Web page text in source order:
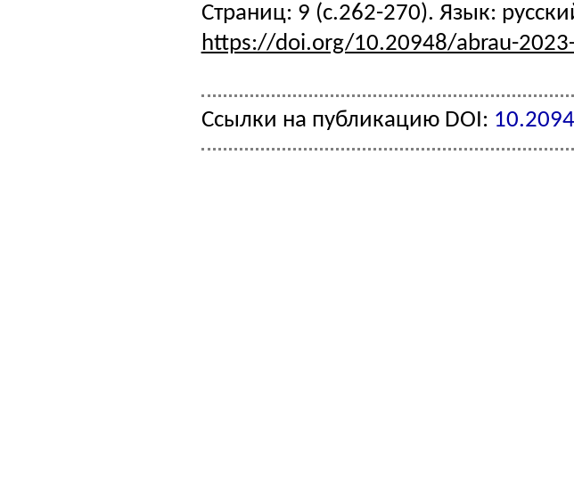
Страниц: 9 (с.262-270). Язык:
https://doi.org/10.20948/abrau-
Ссылки на публикацию DOI: